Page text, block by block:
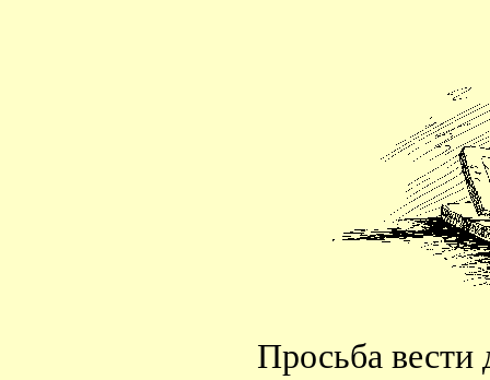
Просьба вести